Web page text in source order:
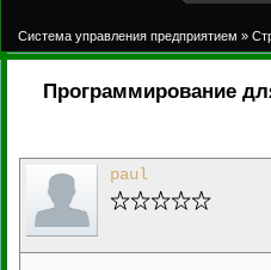
Система управления предприятием »
Программирование
paul